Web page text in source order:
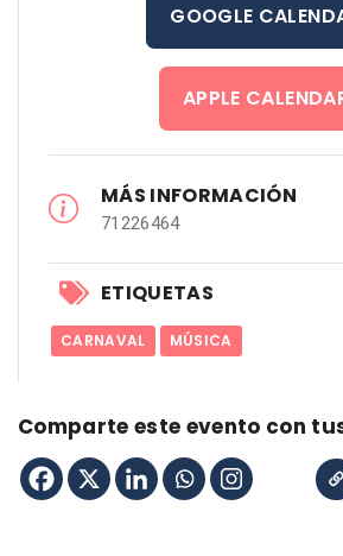
GOOGLE
APPLE
MÁS INFORMACIÓN
71226464
ETIQUETAS
CARNAVAL MÚSICA
Comparte este evento con